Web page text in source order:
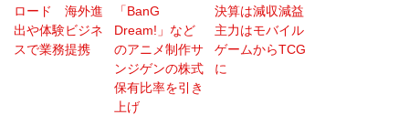
ロード 海外進
出や体験ビジネ
スで業務提携
「BanG
Dream!」など
のアニメ制作サ
ンジゲンの株式
保有比率を引き
上げ
決算は減収減益
主力はモバイル
ゲームからTCG
に